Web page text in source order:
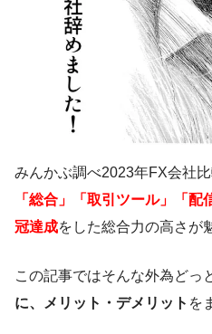
みんかぶ調べ2023年FX会社
「総合」「取引ツール」「
冠達成をした総合力の高さが
この記事ではそんな外為どっ
に、メリット・デメリット を